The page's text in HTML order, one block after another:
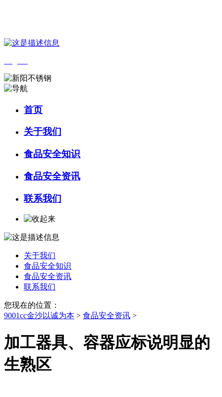
首页
关于我们
食品安全知识
食品安全资讯
联系我们
关于我们
食品安全知识
食品安全资讯
联系我们
您现在的位置：
9001cc金沙以诚为本 > 食品安全资讯 >
加工器具、容器应标说明显的
生熟区